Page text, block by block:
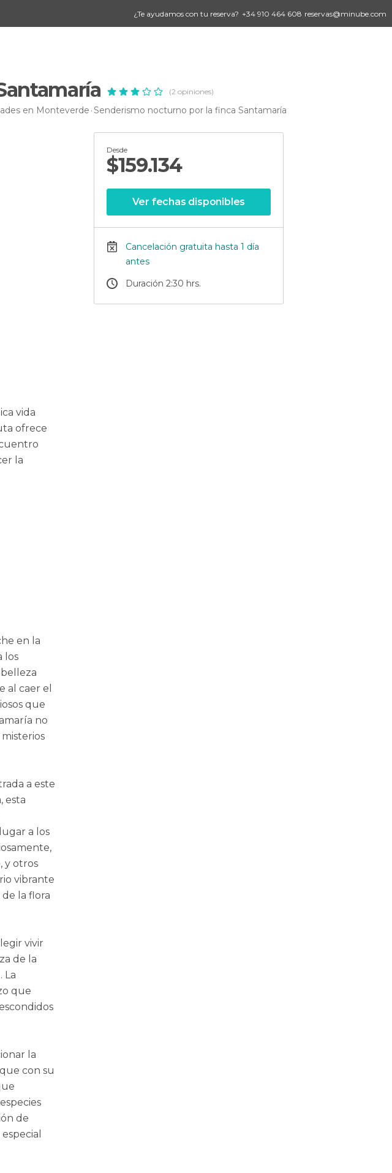
¿Te ayudamos con tu reserva? +34 910 464 608 reservas@minube.com
(2 opiniones)
en Monteverde Senderismo nocturno por la finca Santamaría
Desde
$159.134
Ver fechas disponibles
Cancelación gratuita hasta 1 día
antes
Duración 2:30 hrs.
vida
ofrece
la
en la
los
al caer el
que
no
a este
esta
a los
y otros
vibrante
la flora
vivir
de la
La
que
la
con su
de